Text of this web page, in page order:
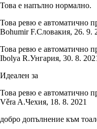
Това е напълно нормално.
Това ревю е автоматично
Bohumir F.Словакия, 26. 9.
Това ревю е автоматично
Ibolya R.Унгария, 30. 8.
Идеален за
Това ревю е автоматично
Věra A.Чехия, 18. 8. 2021
добро допълнение към